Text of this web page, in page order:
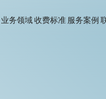
业务领域收费标准 服务案例